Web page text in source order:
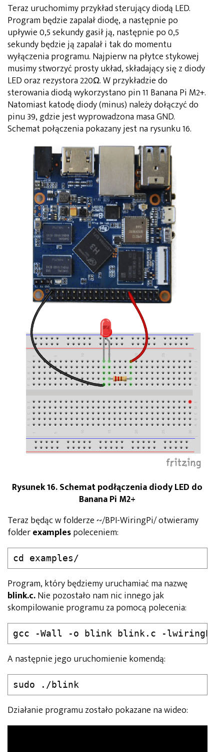
Teraz uruchomimy przykład sterujący diodą LED.
Program będzie zapalał diodę, a następnie po
upływie 0,5 sekundy gasił ją, następnie po 0,5
sekundy będzie ją zapalał i tak do momentu
wyłączenia programu. Najpierw na płytce stykowej
musimy stworzyć prosty układ, składający się z diody
LED oraz rezystora 220Ω. W przykładzie do
sterowania diodą wykorzystano pin 11 Banana Pi M2+.
Natomiast katodę diody (minus) należy dołączyć do
pinu 39, gdzie jest wyprowadzona masa GND.
Schemat połączenia pokazany jest na rysunku 16.
Rysunek 16. Schemat podłączenia diody LED do
Banana Pi M2+
Teraz będąc w folderze ~/BPI-WiringPi/ otwieramy
folderexamplespoleceniem:
Program, który będziemy uruchamiać ma nazwę
blink.c.Nie pozostało nam nic innego jak
skompilowanie programu za pomocą polecenia:
gcc -Wall -o blink blink.c -lwiringPi
A następnie jego uruchomienie komendą:
sudo ./blink
Działanie programu zostało pokazane na wideo: